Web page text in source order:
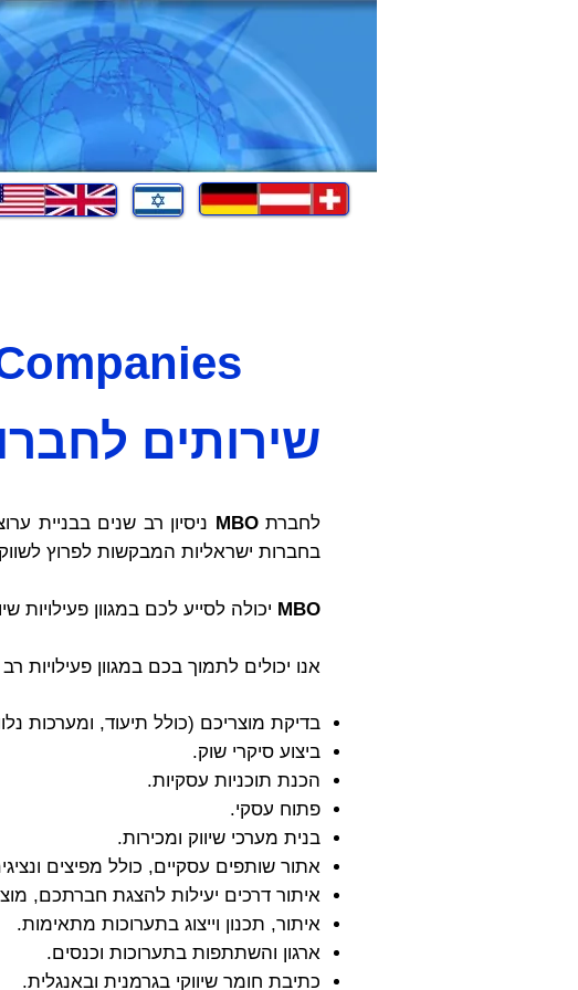
שירותים
לחברתMBO ניסיון רב שנים בבניית
בחברות ישראליות המבקשות לפרוץ
MBO יכולה לסייע לכם במגוון
אנו יכולים לתמוך בכם במגוון פעילויות רב
בדיקת מוצריכם (כולל תיעוד, ומערכות
ביצוע סיקרי שוק.
הכנת תוכניות עסקיות.
פתוח עסקי.
בנית מערכי שיווק ומכירות.
אתור שותפים עסקיים, כולל מפיצים
איתור דרכים יעילות להצגת חברתכם,
איתור, תכנון וייצוג בתערוכות מתאימות.
ארגון והשתתפות בתערוכות וכנסים.
כתיבת חומר שיווקי בגרמנית ובאנגלית.